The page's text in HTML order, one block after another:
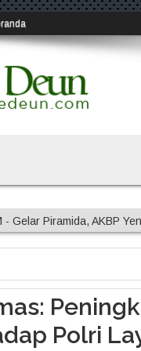
- Gelar Piramida, AKBP
- Polres Probolinggo
Polisi Sambangi Lahan
- Kapolres Gresik
Polri